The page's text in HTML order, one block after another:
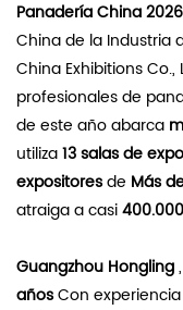
Panadería China 2026
China de la Industria
China Exhibitions
profesionales de
de este año abarca
utiliza13 salas de
expositoresde Más
atraiga a casi
Guangzhou Hongling
añosCon